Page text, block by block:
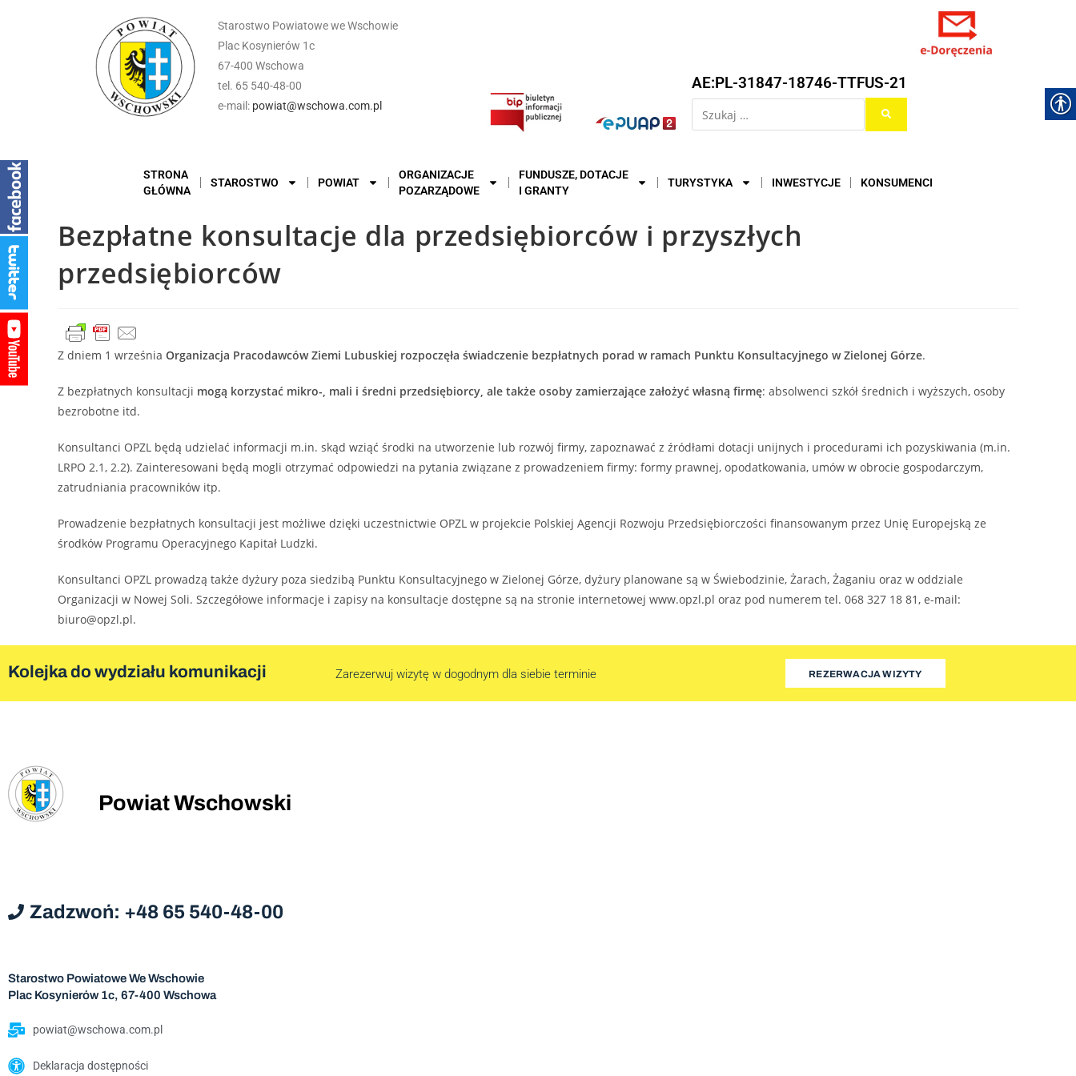
Starostwo Powiatowe we Wschowie
Plac Kosynierów 1c
67-400 Wschowa
tel. 65 540-48-00
e-mail: powiat@wschowa.com.pl
AE:PL-31847-18746-TTFUS-21
STRONA
GŁÓWNA
STAROSTWO POWIAT
ORGANIZACJE
POZARZĄDOWE
FUNDUSZE, DOTACJE
I GRANTY
TURYSTYKA INWESTYCJE KONSUMENCI
Bezpłatne konsultacje dla przedsiębiorców i przyszłych
przedsiębiorców
Z dniem 1 września Organizacja Pracodawców Ziemi Lubuskiej rozpoczęła świadczenie bezpłatnych porad w ramach Punktu Konsultacyjnego w Zielonej Górze.
Z bezpłatnych konsultacji mogą korzystać mikro-, mali i średni przedsiębiorcy, ale także osoby zamierzające założyć własną firmę: absolwenci szkół średnich i wyższych, osoby
bezrobotne itd.
Konsultanci OPZL będą udzielać informacji m.in. skąd wziąć środki na utworzenie lub rozwój firmy, zapoznawać z źródłami dotacji unijnych i procedurami ich pozyskiwania (m.in.
LRPO 2.1, 2.2). Zainteresowani będą mogli otrzymać odpowiedzi na pytania związane z prowadzeniem firmy: formy prawnej, opodatkowania, umów w obrocie gospodarczym,
zatrudniania pracowników itp.
Prowadzenie bezpłatnych konsultacji jest możliwe dzięki uczestnictwie OPZL w projekcie Polskiej Agencji Rozwoju Przedsiębiorczości finansowanym przez Unię Europejską ze
środków Programu Operacyjnego Kapitał Ludzki.
Konsultanci OPZL prowadzą także dyżury poza siedzibą Punktu Konsultacyjnego w Zielonej Górze, dyżury planowane są w Świebodzinie, Żarach, Żaganiu oraz w oddziale
Organizacji w Nowej Soli. Szczegółowe informacje i zapisy na konsultacje dostępne są na stronie internetowej www.opzl.pl oraz pod numerem tel. 068 327 18 81, e-mail:
biuro@opzl.pl.
Kolejka do wydziału komunikacji Zarezerwuj wizytę w dogodnym dla siebie terminie REZERWACJA WIZYTY
Powiat Wschowski
Zadzwoń: +48 65 540-48-00
Starostwo Powiatowe We Wschowie
Plac Kosynierów 1c, 67-400 Wschowa
powiat@wschowa.com.pl
Deklaracja dostępności